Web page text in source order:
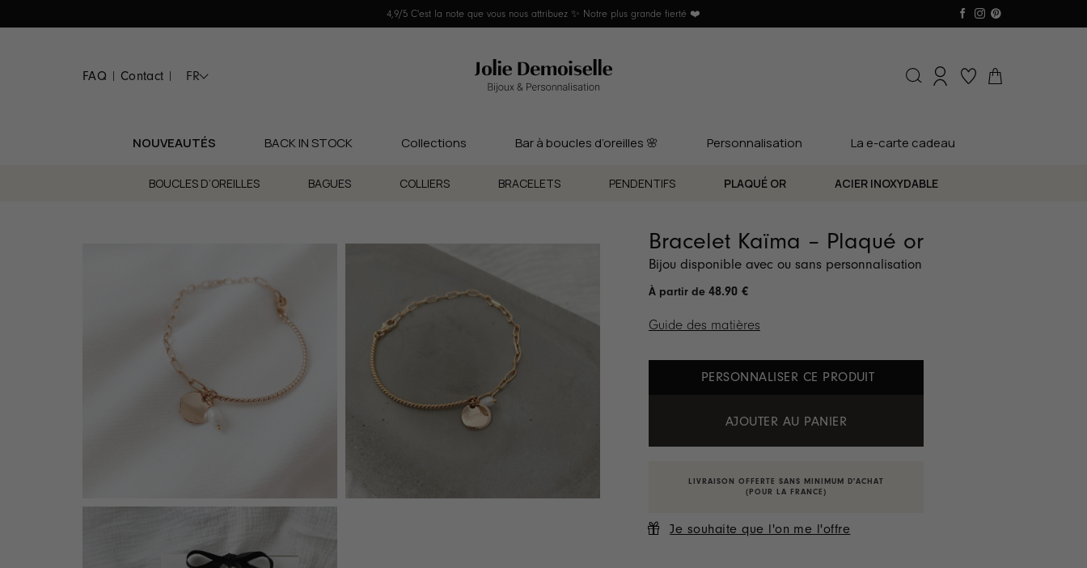
au
4,9/5 C'est la note que vous nous attribuez ✨ Notre plus grande fierté ❤️
FAQ | Contact | FR
NOUVEAUTÉS BACK IN STOCK Collections Bar à boucles d’oreilles 🌸 Personnalisation La e-carte cadeau
BOUCLES D’OREILLES BAGUES COLLIERS BRACELETS PENDENTIFS PLAQUÉ OR ACIER INOXYDABLE
Bracelet Kaïma – Plaqué or
Bijou disponible avec ou sans personnalisation
48.90 €
Guide des matières
PERSONNALISER CE PRODUIT
AJOUTER AU PANIER
LIVRAISON OFFERTE SANS MINIMUM D'ACHAT
(POUR LA FRANCE)
Je souhaite que l'on me l'offre